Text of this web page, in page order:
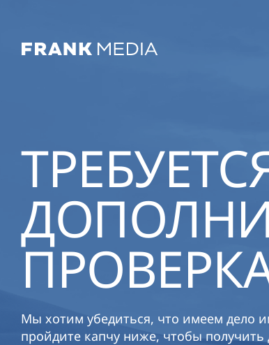
Мы хотим убедиться, что имеем дело
пройдите капчу ниже, чтобы получить